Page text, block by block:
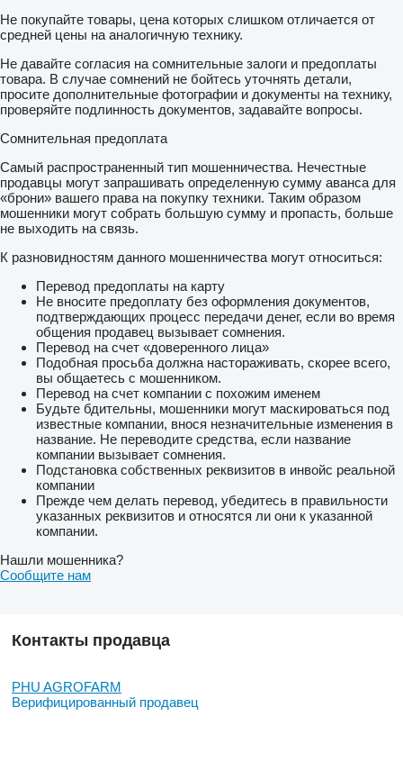
Не покупайте товары, цена которых слишком отличается от
средней цены на аналогичную технику.
Не давайте согласия на сомнительные залоги и предоплаты
товара. В случае сомнений не бойтесь уточнять детали,
просите дополнительные фотографии и документы на технику,
проверяйте подлинность документов, задавайте вопросы.
Сомнительная предоплата
Самый распространенный тип мошенничества. Нечестные
продавцы могут запрашивать определенную сумму аванса для
«брони» вашего права на покупку техники. Таким образом
мошенники могут собрать большую сумму и пропасть, больше
не выходить на связь.
К разновидностям данного мошенничества могут относиться:
Перевод предоплаты на карту
Не вносите предоплату без оформления документов,
подтверждающих процесс передачи денег, если во время
общения продавец вызывает сомнения.
Перевод на счет «доверенного лица»
Подобная просьба должна настораживать, скорее всего,
вы общаетесь с мошенником.
Перевод на счет компании с похожим именем
Будьте бдительны, мошенники могут маскироваться под
известные компании, внося незначительные изменения в
название. Не переводите средства, если название
компании вызывает сомнения.
Подстановка собственных реквизитов в инвойс реальной
компании
Прежде чем делать перевод, убедитесь в правильности
указанных реквизитов и относятся ли они к указанной
компании.
Нашли мошенника?
Сообщите нам
Контакты продавца
PHU AGROFARM
Верифицированный продавец